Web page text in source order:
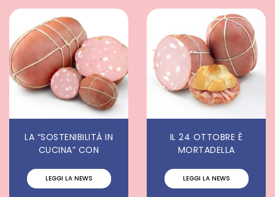
LA “SOSTENIBILITÀ IN
CUCINA” CON
LEGGI LA NEWS
IL 24 OTTOBRE È
MORTADELLA
LEGGI LA NEWS